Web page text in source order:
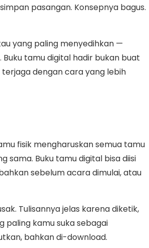
pasangan. Konsepnya bagus.
yang paling menyedihkan —
tamu digital hadir bukan buat
dengan cara yang lebih
fisik mengharuskan semua tamu
sama. Buku tamu digital bisa diisi
sebelum acara dimulai, atau
Tulisannya jelas karena diketik,
paling kamu suka sebagai
bahkan di-download.